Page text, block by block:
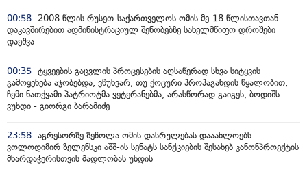
00:58
2008 წლის რუსეთ-საქართველოს ომის მე-18 წლისთავთან
დაკავშირებით ადმინისტრაციულ შენობებზე სახელმწიფო დროშები
დაეშვა
00:35 ტყვეების გაცვლის პროცესების აღსაწერად სხვა სიტყვის
გამოყენება აჯობებდა, ვწუხვარ, თუ ქოცური პროპაგანდის წყალობით,
ჩემი ნათქვამი პატრიოტმა ვეტერანებმა, არასწორად გაიგეს, ბოდიშს
ვუხდი - გიორგი ბარამიძე
23:58 აგრესორზე ზეწოლა ომის დასრულებას დააახლოებს -
ვოლოდიმირ ზელენსკი აშშ-ის სენატს სანქციების შესახებ კანონპროექტის
მხარდაჭერისთვის მადლობას უხდის